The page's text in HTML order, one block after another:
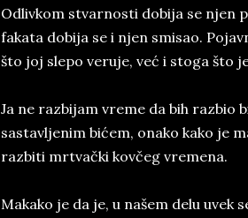
Odlivkom stvarnosti dobija se njen
fakata dobija se i njen smisao.
što joj slepo veruje, već i stoga što
Ja ne razbijam vreme da bih razbio
sastavljenim bićem, onako kako je
razbiti mrtvački kovčeg vremena.
Makako je da je, u našem delu